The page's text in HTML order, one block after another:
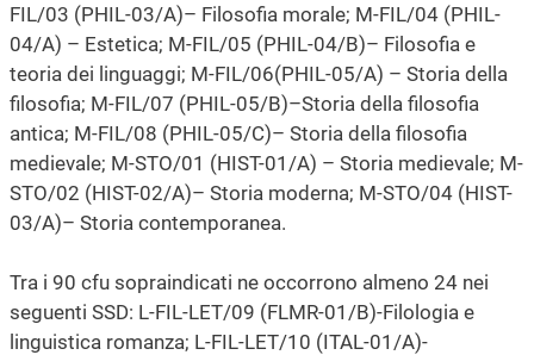
FIL/03 (PHIL-03/A)– Filosofia morale; M-FIL/04 (PHIL-
04/A) – Estetica; M-FIL/05 (PHIL-04/B)– Filosofia e
teoria dei linguaggi; M-FIL/06(PHIL-05/A) – Storia della
filosofia; M-FIL/07 (PHIL-05/B)–Storia della filosofia
antica; M-FIL/08 (PHIL-05/C)– Storia della filosofia
medievale; M-STO/01 (HIST-01/A) – Storia medievale; M-
STO/02 (HIST-02/A)– Storia moderna; M-STO/04 (HIST-
03/A)– Storia contemporanea.
Tra i 90 cfu sopraindicati ne occorrono almeno 24 nei
seguenti SSD: L-FIL-LET/09 (FLMR-01/B)-Filologia e
linguistica romanza; L-FIL-LET/10 (ITAL-01/A)-